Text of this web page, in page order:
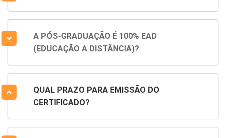
A PÓS-GRADUAÇÃO É 100% EAD
(EDUCAÇÃO A DISTÂNCIA)?
QUAL PRAZO PARA EMISSÃO DO
CERTIFICADO?